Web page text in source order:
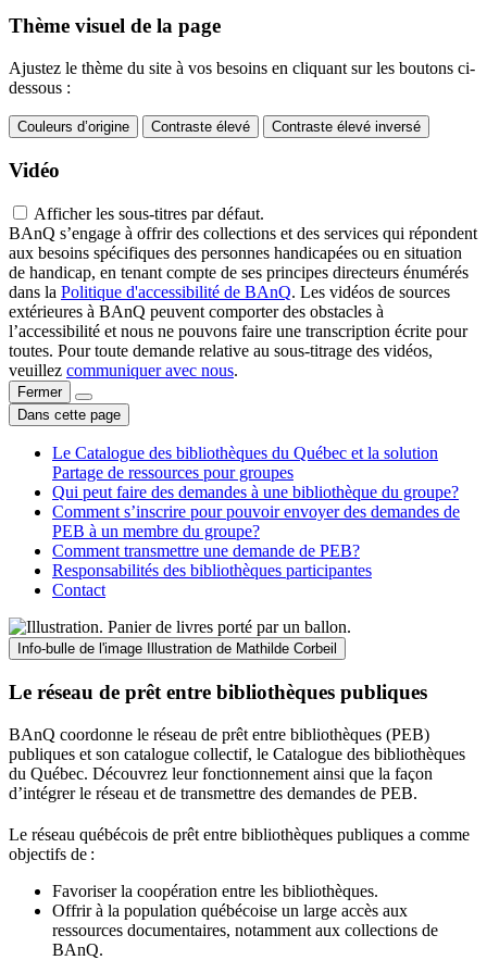
Thème visuel de la page
Ajustez le thème du site à vos besoins en cliquant sur les boutons ci-
dessous :
Couleurs d’origine Contraste élevé Contraste élevé inversé
Vidéo
Afficher les sous-titres par défaut.
BAnQ s’engage à offrir des collections et des services qui répondent
aux besoins spécifiques des personnes handicapées ou en situation
de handicap, en tenant compte de ses principes directeurs énumérés
dans la Politique d'accessibilité de BAnQ. Les vidéos de sources
extérieures à BAnQ peuvent comporter des obstacles à
l’accessibilité et nous ne pouvons faire une transcription écrite pour
toutes. Pour toute demande relative au sous-titrage des vidéos,
veuillez communiquer avec nous.
Fermer
Dans cette page
Le Catalogue des bibliothèques du Québec et la solution
Partage de ressources pour groupes
Qui peut faire des demandes à une bibliothèque du groupe?
Comment s’inscrire pour pouvoir envoyer des demandes de
PEB à un membre du groupe?
Comment transmettre une demande de PEB?
Responsabilités des bibliothèques participantes
Contact
Info-bulle de l'image Illustration de Mathilde Corbeil
Le réseau de prêt entre bibliothèques publiques
BAnQ coordonne le réseau de prêt entre bibliothèques (PEB)
publiques et son catalogue collectif, le Catalogue des bibliothèques
du Québec. Découvrez leur fonctionnement ainsi que la façon
d’intégrer le réseau et de transmettre des demandes de PEB.
Le réseau québécois de prêt entre bibliothèques publiques a comme
objectifs de :
Favoriser la coopération entre les bibliothèques.
Offrir à la population québécoise un large accès aux
ressources documentaires, notamment aux collections de
BAnQ.